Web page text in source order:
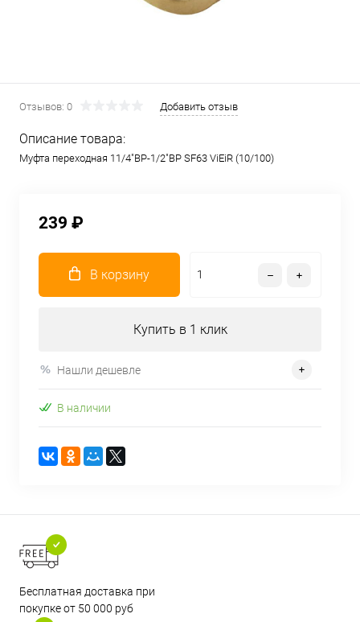
Отзывов: 0 Добавить отзыв
Описание товара:
Муфта переходная 11/4"ВР-1/2"ВР SF63 ViEiR (10/100)
239 ₽
В корзину
Купить в 1 клик
Нашли дешевле
В наличии
Бесплатная доставка при
покупке от 50 000 руб